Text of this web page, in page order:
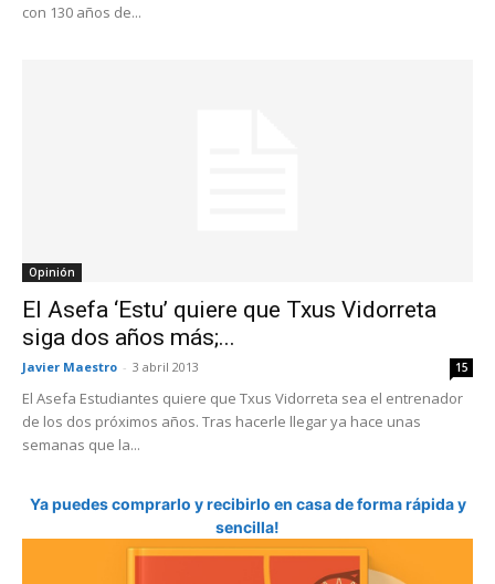
con 130 años de...
Opinión
El Asefa ‘Estu’ quiere que Txus Vidorreta
siga dos años más;...
Javier Maestro - 3 abril 2013 15
El Asefa Estudiantes quiere que Txus Vidorreta sea el entrenador
de los dos próximos años. Tras hacerle llegar ya hace unas
semanas que la...
Ya puedes comprarlo y recibirlo en casa de forma rápida y
sencilla!